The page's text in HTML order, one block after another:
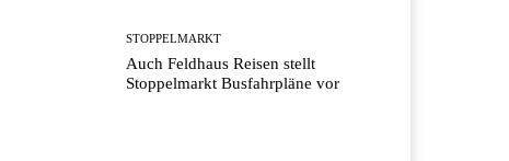
STOPPELMARKT
Auch Feldhaus Reisen stellt
Stoppelmarkt Busfahrpläne vor